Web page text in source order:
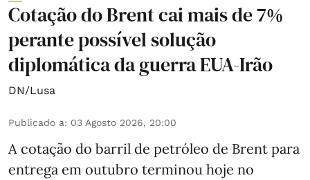
Cotação do Brent cai mais de 7%
perante possível solução
diplomática da guerra EUA-Irão
DN/Lusa
Publicado a: 03 Agosto 2026, 20:00
A cotação do barril de petróleo de Brent para
entrega em outubro terminou hoje no